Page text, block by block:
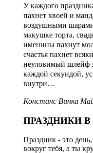
У каждого
пахнет хвоей и
воздушными
макушке торта,
именины пахнут
счастья пахнет
неуловимый шлейф
каждой секундой,
внутри…
Констанс Винка
ПРАЗДНИКИ
Праздник - это день,
вокруг тебя, а ты